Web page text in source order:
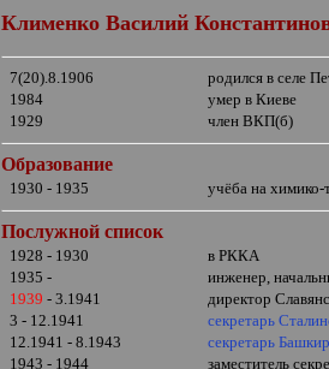
Клименко Василий
7(20).8.1906
родился в селе
1984
умер в Киеве
1929
член ВКП(б)
Образование
1930 - 1935 учёба на химико-
Послужной список
1928 - 1930
в РККА
1935 -
инженер,
1939 - 3.1941
директор
3 - 12.1941
секретарь
12.1941 - 8.1943
секретарь
1943 - 1944
заместитель